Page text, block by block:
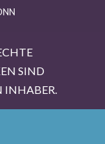
SIND
INHABER.